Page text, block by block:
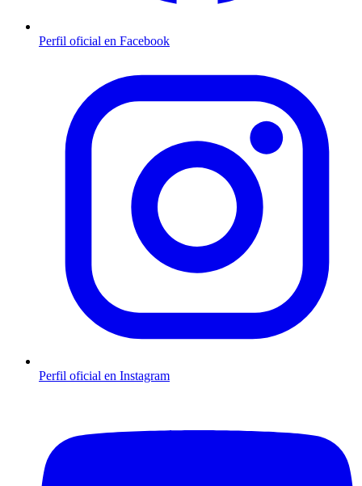
Perfil oficial en Facebook
Perfil oficial en Instagram